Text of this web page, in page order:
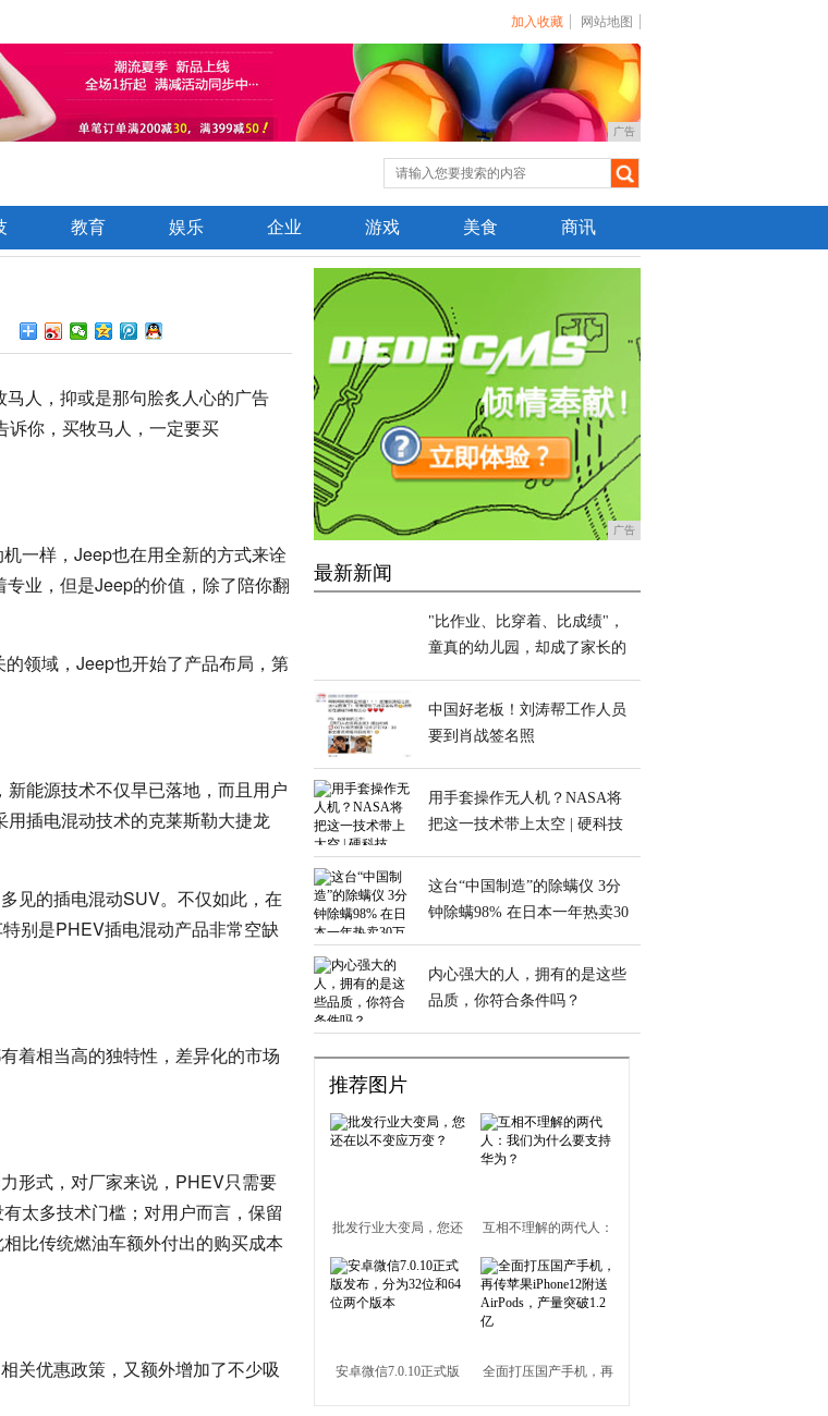
加入收藏 网站地图
广告
教育 娱乐 企业 游戏 美食 商讯
人，抑或是那句脍炙人心的广告
诉你，买牧马人，一定要买
一样，Jeep也在用全新的方式来诠
业，但是Jeep的价值，除了陪你翻
领域，Jeep也开始了产品布局，第
能源技术不仅早已落地，而且用户
插电混动技术的克莱斯勒大捷龙
见的插电混动SUV。不仅如此，在
别是PHEV插电混动产品非常空缺
着相当高的独特性，差异化的市场
形式，对厂家来说，PHEV只需要
太多技术门槛；对用户而言，保留
比传统燃油车额外付出的购买成本
关优惠政策，又额外增加了不少吸
广告
最新新闻
"比作业、比穿着、比成绩"，
童真的幼儿园，却成了家长的
中国好老板！刘涛帮工作人员
要到肖战签名照
用手套操作无人机？NASA将
把这一技术带上太空 | 硬科技
这台“中国制造”的除螨仪 3分
钟除螨98% 在日本一年热卖30
内心强大的人，拥有的是这些
品质，你符合条件吗？
推荐图片
批发行业大变局，您还
在以不变应万变？
互相不理解的两代人：
我们为什么要支持华
为？
安卓微信7.0.10正式版 全面打压国产手机，再